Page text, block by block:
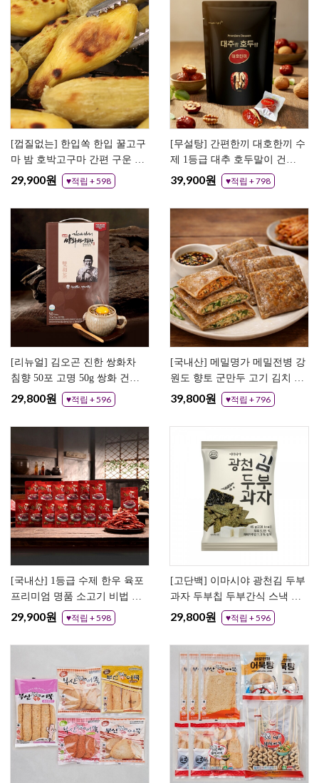
[껍질없는] 한입쏙 한입 꿀고구
마 밤 호박고구마 간편 구운 꿀
고구마
29,900원 ♥적립 + 598
[무설탕] 간편한끼 대호한끼 수
제 1등급 대추 호두말이 건강
식 영양 간식 정과
39,900원 ♥적립 + 798
[리뉴얼] 김오곤 진한 쌍화차
침향 50포 고명 50g 쌍화 건강
차 한방 전통차
29,800원 ♥적립 + 596
[국내산] 메밀명가 메밀전병 강
원도 향토 군만두 고기 김치 메
밀전병
39,800원 ♥적립 + 796
[국내산] 1등급 수제 한우 육포
프리미엄 명품 소고기 비법 육
포 우가네
29,900원 ♥적립 + 598
[고단백] 이마시야 광천김 두부
과자 두부칩 두부간식 스낵 다
이어트과자 18봉
29,800원 ♥적립 + 596